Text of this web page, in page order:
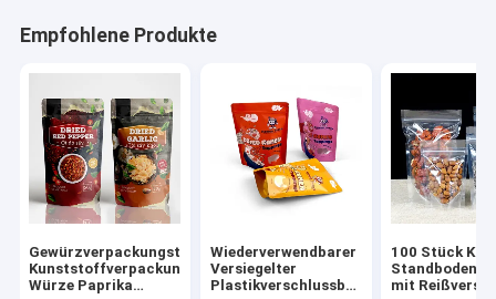
Empfohlene Produkte
Gewürzverpackungstüte
Kunststoffverpackung
Würze Paprika
Wiederverwendbarer
Versiegelter
Plastikverschlussbeutel
100 Stück
mit